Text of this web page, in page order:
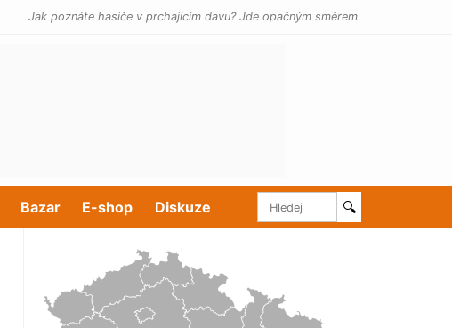
Jak poznáte hasiče v prchajícím davu? Jde opačným směrem.
Bazar E-shop Diskuze 🔍